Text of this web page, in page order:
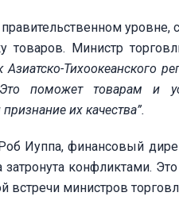
уровне,
товаров. Министр
Тихоокеанского
поможет товарам и
их качества”.
Иуппа, финансовый
конфликтами.
встречи министров